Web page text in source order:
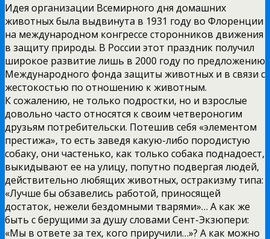
Идея организации Всемирного дня домашних
животных была выдвинута в 1931 году во Флоренции
на международном конгрессе сторонников движения
в защиту природы. В России этот праздник получил
широкое развитие лишь в 2000 году по предложению
Международного фонда защиты животных и в связи с
жестокостью по отношению к животным.
К сожалению, не только подростки, но и взрослые
довольно часто относятся к своим четвероногим
друзьям потребительски. Потешив себя «элементом
престижа», то есть заведя какую-либо породистую
собаку, они частенько, как только собака поднадоест,
выкидывают ее на улицу, попутно подвергая людей,
действительно любящих животных, остракизму типа:
«Лучше бы обзавелись работой, приносящей
достаток, нежели бездомными тварями»… А как же
быть с берущими за душу словами Сент-Экзюпери:
«Мы в ответе за тех, кого приручили…»? А как можно